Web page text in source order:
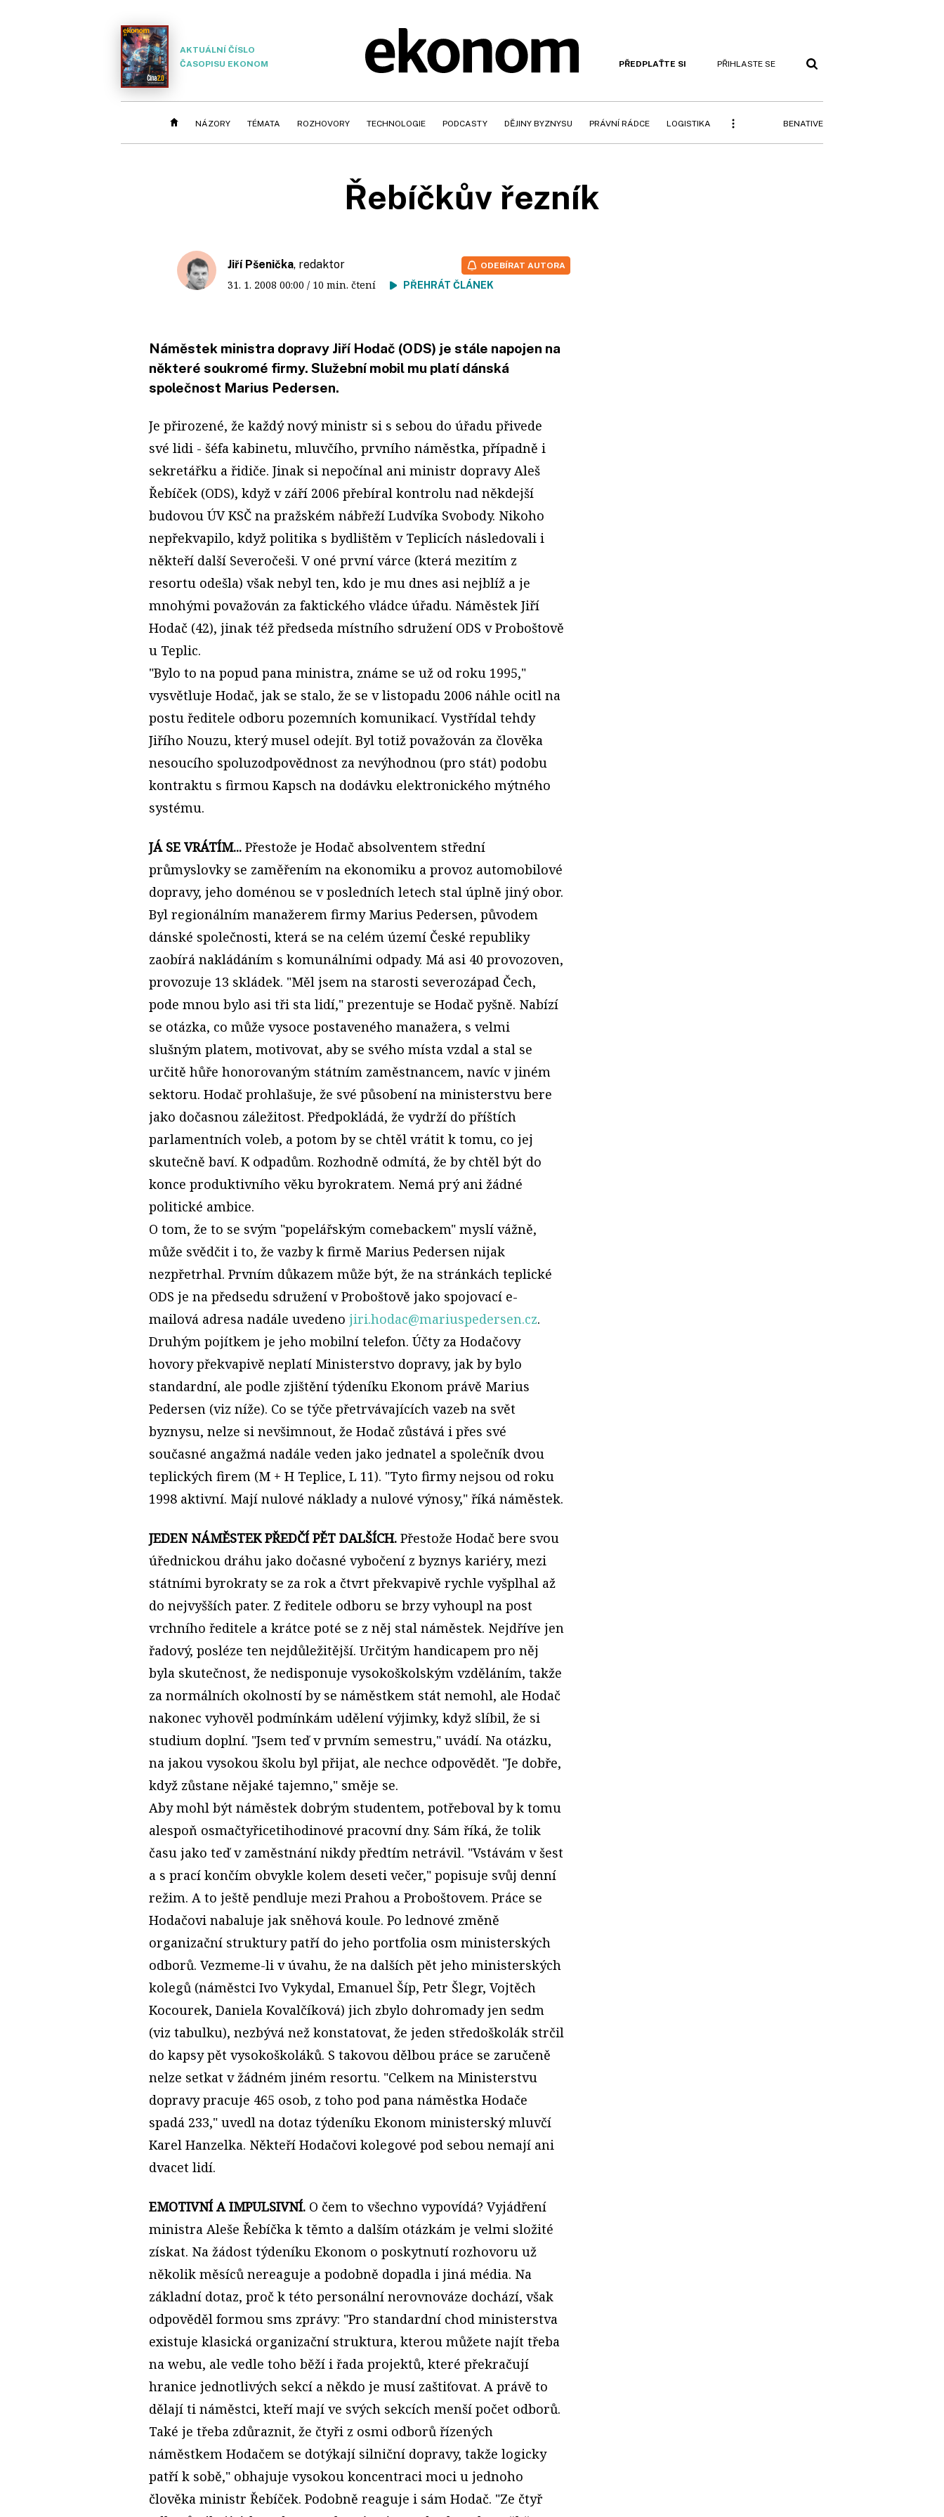
AKTUÁLNÍ ČÍSLO
ČASOPISU EKONOM
PŘEDPLAŤTE SI PŘIHLASTE SE
NÁZORY TÉMATA ROZHOVORY TECHNOLOGIE PODCASTY DĚJINY BYZNYSU PRÁVNÍ RÁDCE LOGISTIKA BENATIVE
Řebíčkův řezník
Jiří Pšenička, redaktor
31. 1. 2008 00:00 / 10 min. čtení PŘEHRÁT ČLÁNEK
ODEBÍRAT AUTORA
Náměstek ministra dopravy Jiří Hodač (ODS) je stále napojen na
některé soukromé firmy. Služební mobil mu platí dánská
společnost Marius Pedersen.
Je přirozené, že každý nový ministr si s sebou do úřadu přivede
své lidi - šéfa kabinetu, mluvčího, prvního náměstka, případně i
sekretářku a řidiče. Jinak si nepočínal ani ministr dopravy Aleš
Řebíček (ODS), když v září 2006 přebíral kontrolu nad někdejší
budovou ÚV KSČ na pražském nábřeží Ludvíka Svobody. Nikoho
nepřekvapilo, když politika s bydlištěm v Teplicích následovali i
někteří další Severočeši. V oné první várce (která mezitím z
resortu odešla) však nebyl ten, kdo je mu dnes asi nejblíž a je
mnohými považován za faktického vládce úřadu. Náměstek Jiří
Hodač (42), jinak též předseda místního sdružení ODS v Proboštově
u Teplic.
"Bylo to na popud pana ministra, známe se už od roku 1995,"
vysvětluje Hodač, jak se stalo, že se v listopadu 2006 náhle ocitl na
postu ředitele odboru pozemních komunikací. Vystřídal tehdy
Jiřího Nouzu, který musel odejít. Byl totiž považován za člověka
nesoucího spoluzodpovědnost za nevýhodnou (pro stát) podobu
kontraktu s firmou Kapsch na dodávku elektronického mýtného
systému.
JÁ SE VRÁTÍM... Přestože je Hodač absolventem střední
průmyslovky se zaměřením na ekonomiku a provoz automobilové
dopravy, jeho doménou se v posledních letech stal úplně jiný obor.
Byl regionálním manažerem firmy Marius Pedersen, původem
dánské společnosti, která se na celém území České republiky
zaobírá nakládáním s komunálními odpady. Má asi 40 provozoven,
provozuje 13 skládek. "Měl jsem na starosti severozápad Čech,
pode mnou bylo asi tři sta lidí," prezentuje se Hodač pyšně. Nabízí
se otázka, co může vysoce postaveného manažera, s velmi
slušným platem, motivovat, aby se svého místa vzdal a stal se
určitě hůře honorovaným státním zaměstnancem, navíc v jiném
sektoru. Hodač prohlašuje, že své působení na ministerstvu bere
jako dočasnou záležitost. Předpokládá, že vydrží do příštích
parlamentních voleb, a potom by se chtěl vrátit k tomu, co jej
skutečně baví. K odpadům. Rozhodně odmítá, že by chtěl být do
konce produktivního věku byrokratem. Nemá prý ani žádné
politické ambice.
O tom, že to se svým "popelářským comebackem" myslí vážně,
může svědčit i to, že vazby k firmě Marius Pedersen nijak
nezpřetrhal. Prvním důkazem může být, že na stránkách teplické
ODS je na předsedu sdružení v Proboštově jako spojovací e-
mailová adresa nadále uvedeno jiri.hodac@mariuspedersen.cz.
Druhým pojítkem je jeho mobilní telefon. Účty za Hodačovy
hovory překvapivě neplatí Ministerstvo dopravy, jak by bylo
standardní, ale podle zjištění týdeníku Ekonom právě Marius
Pedersen (viz níže). Co se týče přetrvávajících vazeb na svět
byznysu, nelze si nevšimnout, že Hodač zůstává i přes své
současné angažmá nadále veden jako jednatel a společník dvou
teplických firem (M + H Teplice, L 11). "Tyto firmy nejsou od roku
1998 aktivní. Mají nulové náklady a nulové výnosy," říká náměstek.
JEDEN NÁMĚSTEK PŘEDČÍ PĚT DALŠÍCH. Přestože Hodač bere svou
úřednickou dráhu jako dočasné vybočení z byznys kariéry, mezi
státními byrokraty se za rok a čtvrt překvapivě rychle vyšplhal až
do nejvyšších pater. Z ředitele odboru se brzy vyhoupl na post
vrchního ředitele a krátce poté se z něj stal náměstek. Nejdříve jen
řadový, posléze ten nejdůležitější. Určitým handicapem pro něj
byla skutečnost, že nedisponuje vysokoškolským vzděláním, takže
za normálních okolností by se náměstkem stát nemohl, ale Hodač
nakonec vyhověl podmínkám udělení výjimky, když slíbil, že si
studium doplní. "Jsem teď v prvním semestru," uvádí. Na otázku,
na jakou vysokou školu byl přijat, ale nechce odpovědět. "Je dobře,
když zůstane nějaké tajemno," směje se.
Aby mohl být náměstek dobrým studentem, potřeboval by k tomu
alespoň osmačtyřicetihodinové pracovní dny. Sám říká, že tolik
času jako teď v zaměstnání nikdy předtím netrávil. "Vstávám v šest
a s prací končím obvykle kolem deseti večer," popisuje svůj denní
režim. A to ještě pendluje mezi Prahou a Proboštovem. Práce se
Hodačovi nabaluje jak sněhová koule. Po lednové změně
organizační struktury patří do jeho portfolia osm ministerských
odborů. Vezmeme-li v úvahu, že na dalších pět jeho ministerských
kolegů (náměstci Ivo Vykydal, Emanuel Šíp, Petr Šlegr, Vojtěch
Kocourek, Daniela Kovalčíková) jich zbylo dohromady jen sedm
(viz tabulku), nezbývá než konstatovat, že jeden středoškolák strčil
do kapsy pět vysokoškoláků. S takovou dělbou práce se zaručeně
nelze setkat v žádném jiném resortu. "Celkem na Ministerstvu
dopravy pracuje 465 osob, z toho pod pana náměstka Hodače
spadá 233," uvedl na dotaz týdeníku Ekonom ministerský mluvčí
Karel Hanzelka. Někteří Hodačovi kolegové pod sebou nemají ani
dvacet lidí.
EMOTIVNÍ A IMPULSIVNÍ. O čem to všechno vypovídá? Vyjádření
ministra Aleše Řebíčka k těmto a dalším otázkám je velmi složité
získat. Na žádost týdeníku Ekonom o poskytnutí rozhovoru už
několik měsíců nereaguje a podobně dopadla i jiná média. Na
základní dotaz, proč k této personální nerovnováze dochází, však
odpověděl formou sms zprávy: "Pro standardní chod ministerstva
existuje klasická organizační struktura, kterou můžete najít třeba
na webu, ale vedle toho běží i řada projektů, které překračují
hranice jednotlivých sekcí a někdo je musí zaštiťovat. A právě to
dělají ti náměstci, kteří mají ve svých sekcích menší počet odborů.
Také je třeba zdůraznit, že čtyři z osmi odborů řízených
náměstkem Hodačem se dotýkají silniční dopravy, takže logicky
patří k sobě," obhajuje vysokou koncentraci moci u jednoho
člověka ministr Řebíček. Podobně reaguje i sám Hodač. "Ze čtyř